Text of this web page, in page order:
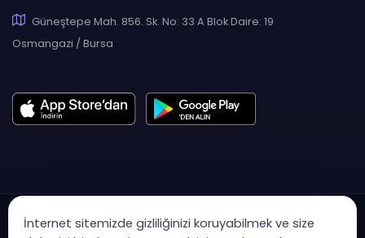
Güneştepe Mah. 856. Sk. No: 33 A Blok Daire: 19
Osmangazi / Bursa
İnternet sitemizde gizliliğinizi koruyabilmek ve size